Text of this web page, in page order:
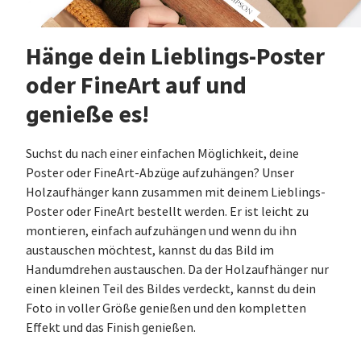
Hänge dein Lieblings-Poster
oder FineArt auf und
genieße es!
Suchst du nach einer einfachen Möglichkeit, deine
Poster oder FineArt-Abzüge aufzuhängen? Unser
Holzaufhänger kann zusammen mit deinem Lieblings-
Poster oder FineArt bestellt werden. Er ist leicht zu
montieren, einfach aufzuhängen und wenn du ihn
austauschen möchtest, kannst du das Bild im
Handumdrehen austauschen. Da der Holzaufhänger nur
einen kleinen Teil des Bildes verdeckt, kannst du dein
Foto in voller Größe genießen und den kompletten
Effekt und das Finish genießen.